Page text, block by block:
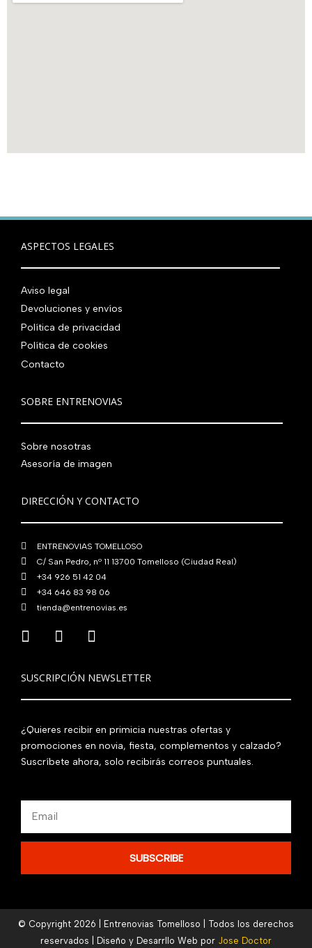
ASPECTOS LEGALES
Aviso legal
Devoluciones y envíos
Política de privacidad
Política de cookies
Contacto
SOBRE ENTRENOVIAS
Sobre nosotras
Asesoría de imagen
DIRECCIÓN Y CONTACTO
ENTRENOVIAS TOMELLOSO
C/ San Pedro, nº 11 13700 Tomelloso (Ciudad Real)
+34 926 51 42 04
+34 646 83 98 06
tienda@entrenovias.es
SUSCRIPCIÓN NEWSLETTER
¿Quieres recibir en primicia nuestras ofertas y
promociones en novia, fiesta, complementos y calzado?
Suscríbete ahora, solo recibirás correos puntuales.
SUBSCRIBE
© Copyright 2026 | Entrenovias Tomelloso | Todos los derechos
reservados | Diseño y Desarrllo Web por Jose Doctor